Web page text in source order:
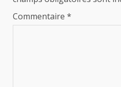
Commentaire *